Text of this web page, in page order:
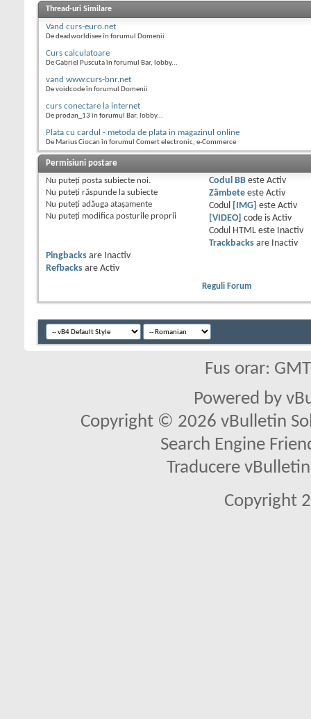
Thread-uri Similare
Vand curs-euro.net
De deadworldisee în forumul Domenii
Curs calculatoare
De Gabriel Puscuta în forumul Bar, lobby...
vand www.curs-bnr.net
De voidcode în forumul Domenii
curs conectare la internet
De prodan_13 în forumul Bar, lobby...
Plata cu cardul - metoda de plata in magazinul online
De Marius Ciocan în forumul Comert electronic, e-Commerce
Permisiuni postare
Nu puteţi posta subiecte noi.
Nu puteţi răspunde la subiecte
Nu puteţi adăuga ataşamente
Nu puteţi modifica posturile proprii
Codul BBeste Activ
Zâmbeteeste Activ
Codul
[IMG] este Activ
[VIDEO] code is Activ
Codul HTML este
Inactiv
Trackbacksare
Inactiv
Pingbacks are
Inactiv
Refbacks are Activ
Reguli Forum
Fus orar:
Powered by
Copyright © 2026 vBulletin
Search Engine
Traducere
Copyright